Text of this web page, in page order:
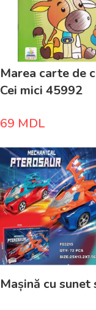
Marea carte de
Cei mici 45992
69 MDL
Mașină cu